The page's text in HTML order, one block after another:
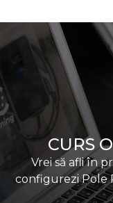
CURS
Vrei să afli în
configurezi Pole